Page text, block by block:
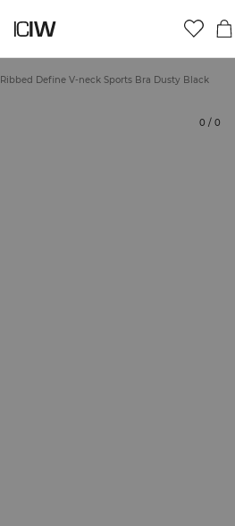
Ribbed Define V-neck Sports Bra Dusty Black
0 / 0